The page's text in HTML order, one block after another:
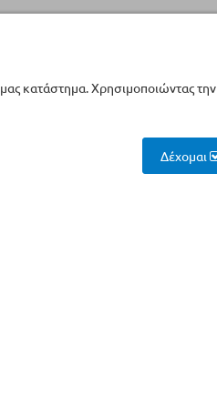
κατάστημα. Χρησιμοποιώντας την
Δέχομαι